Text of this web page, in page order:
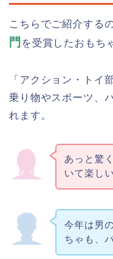
こちらでご紹介するの
門 を受賞したおもち
「アクション・トイ
乗り物やスポーツ、
れます。
あっと驚
いて楽し
今年は男
ちゃも、